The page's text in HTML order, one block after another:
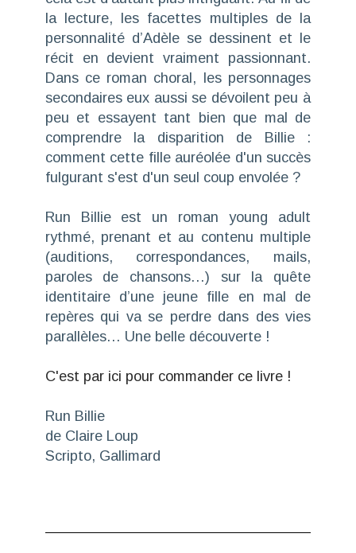
la lecture, les facettes multiples de la
personnalité d’Adèle se dessinent et le
récit en devient vraiment passionnant.
Dans ce roman choral, les personnages
secondaires eux aussi se dévoilent peu à
peu et essayent tant bien que mal de
comprendre la disparition de Billie :
comment cette fille auréolée d'un succès
fulgurant s'est d'un seul coup envolée ?
Run Billieest un roman young adult
rythmé, prenant et au contenu multiple
(auditions, correspondances, mails,
paroles de chansons…) sur la quête
identitaire d’une jeune fille en mal de
repères qui va se perdre dans des vies
parallèles… Une belle découverte !
C'est par ici pour commander ce livre !
Run Billie
de Claire Loup
Scripto, Gallimard